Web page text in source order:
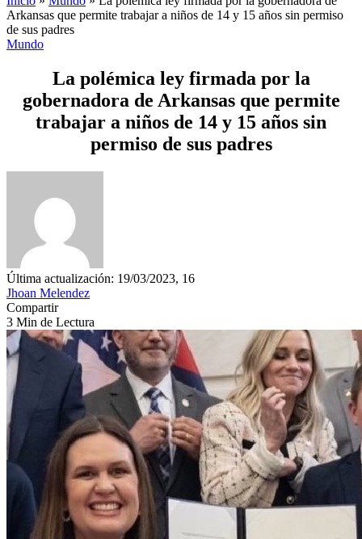
Arkansas que permite trabajar a niños de 14 y 15 años sin permiso
de sus padres
Mundo
La polémica ley firmada por la
gobernadora de Arkansas que permite
trabajar a niños de 14 y 15 años sin
permiso de sus padres
Última actualización: 19/03/2023, 16
Jhoan Melendez
Compartir
3 Min de Lectura